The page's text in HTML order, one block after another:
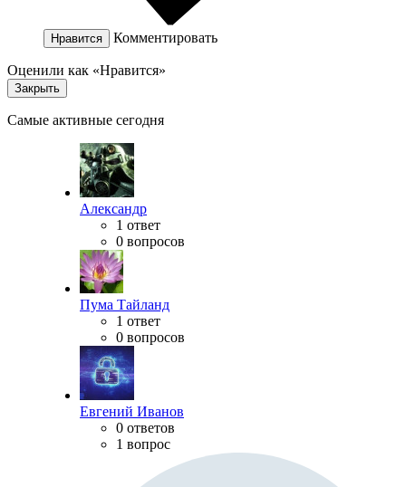
Нравится Комментировать
Оценили как «Нравится»
Закрыть
Самые активные сегодня
Александр
1 ответ
0 вопросов
Пума Тайланд
1 ответ
0 вопросов
Евгений Иванов
0 ответов
1 вопрос